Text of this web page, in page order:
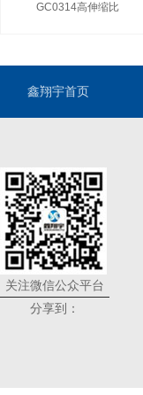
GC0314高伸缩比
鑫翔宇首页
关注微信公众平台
分享到：